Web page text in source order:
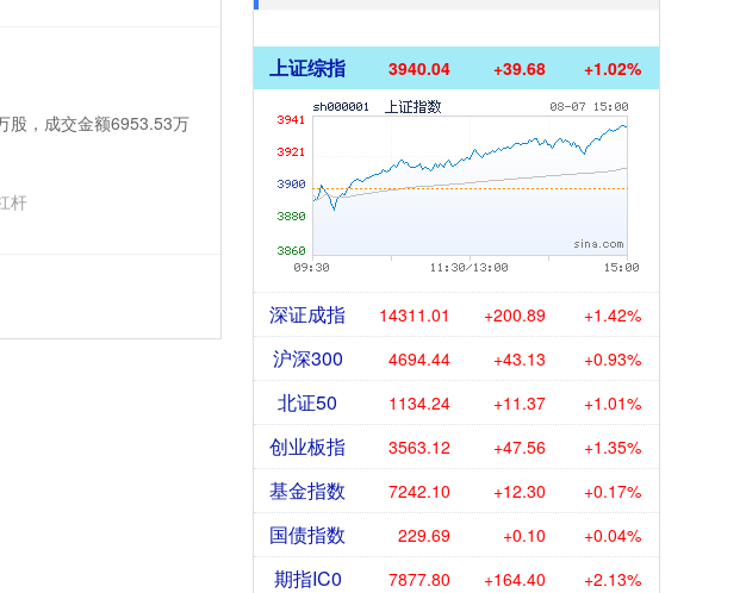
股，成交金额6953.53万
杆
上证综指 3940.04 +39.68 +1.02%
深证成指 14311.01 +200.89 +1.42%
沪深300 4694.44 +43.13 +0.93%
北证50 1134.24 +11.37 +1.01%
创业板指 3563.12 +47.56 +1.35%
基金指数 7242.10 +12.30 +0.17%
国债指数 229.69 +0.10 +0.04%
期指IC0 7877.80 +164.40 +2.13%